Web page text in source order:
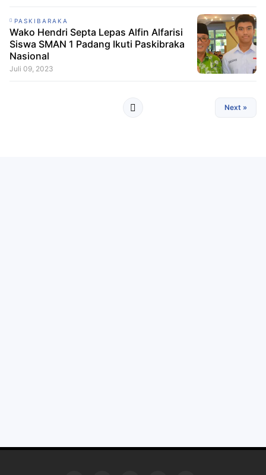
PASKIBARAKA
Wako Hendri Septa Lepas Alfin Alfarisi
Siswa SMAN 1 Padang Ikuti Paskibraka
Nasional
Juli 09, 2023
Next »